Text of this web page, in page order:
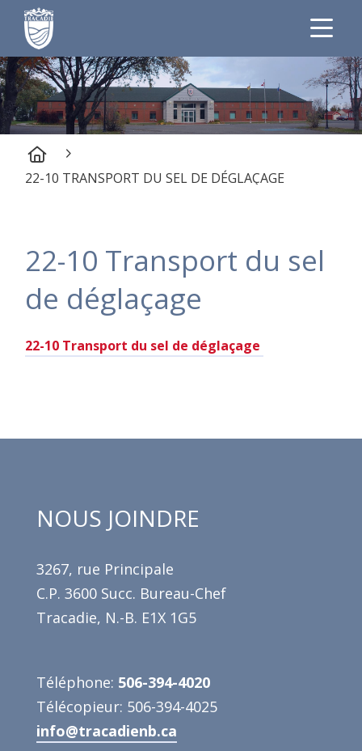
22-10 TRANSPORT DU SEL DE DÉGLAÇAGE
22-10 Transport du sel
de déglaçage
22-10 Transport du sel de déglaçage
NOUS JOINDRE
3267, rue Principale
C.P. 3600 Succ. Bureau-Chef
Tracadie, N.-B. E1X 1G5
Téléphone: 506-394-4020
Télécopieur: 506-394-4025
info@tracadienb.ca